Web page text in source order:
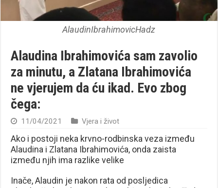
AlaudinIbrahimovicHadz
Alaudina Ibrahimovića sam zavolio
za minutu, a Zlatana Ibrahimovića
ne vjerujem da ću ikad. Evo zbog
čega:
11/04/2021 Vjera i život
Ako i postoji neka krvno-rodbinska veza između
Alaudina i Zlatana Ibrahimovića, onda zaista
između njih ima razlike velike
Inače, Alaudin je nakon rata od posljedica